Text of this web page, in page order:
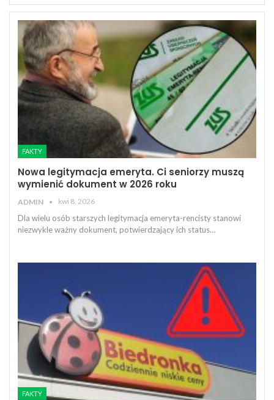
FAKTY
Nowa legitymacja emeryta. Ci seniorzy muszą
wymienić dokument w 2026 roku
ADMIN kwi 8, 2026
Dla wielu osób starszych legitymacja emeryta-rencisty stanowi
niezwykle ważny dokument, potwierdzający ich status…
FAKTY